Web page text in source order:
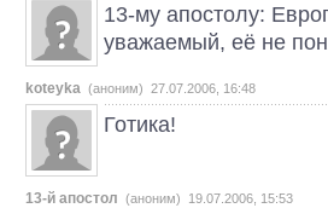
13-му апостолу:
уважаемый, её не
koteyka (аноним) 27.07.2006, 16:48
Готика!
13-й апостол (аноним) 19.07.2006, 15:53